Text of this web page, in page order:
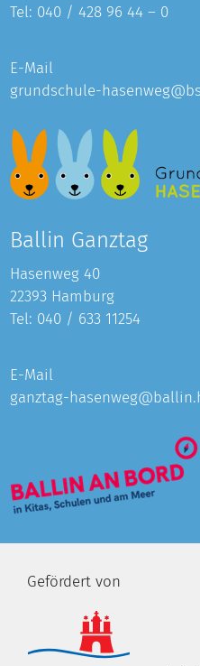
Tel: 040 / 428 96 44 – 0
E-Mail
grundschule-
Ballin Ganztag
Hasenweg 40
22393 Hamburg
Tel: 040 / 633 11254
E-Mail
ganztag-
Gefördert von